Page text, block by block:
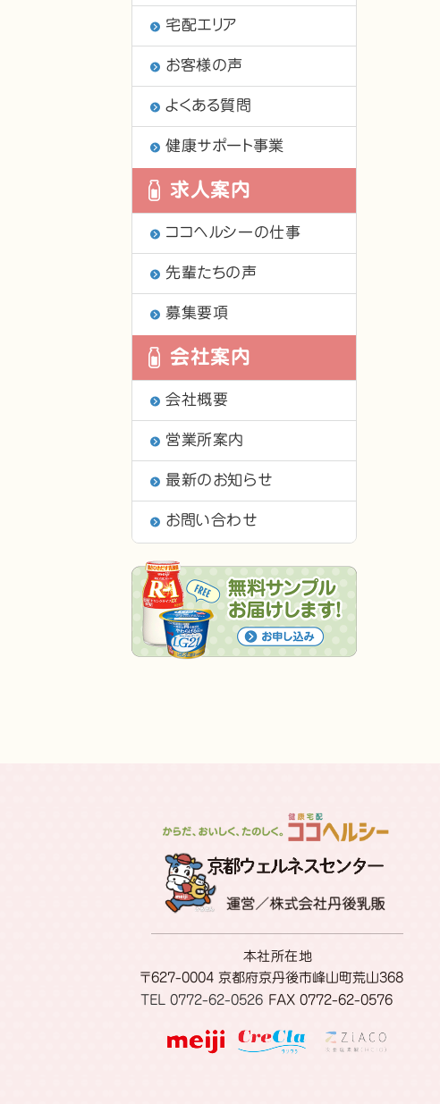
宅配エリア
お客様の声
よくある質問
健康サポート事業
求人案内
ココヘルシーの仕事
先輩たちの声
募集要項
会社案内
会社概要
営業所案内
最新のお知らせ
お問い合わせ
本社所在地
〒627-0004 京都府京丹後市峰山町荒山368
TEL 0772-62-0526 FAX 0772-62-0576